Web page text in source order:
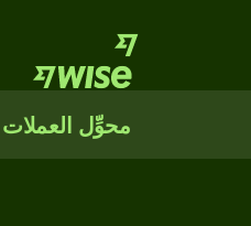
محوِّل العملات